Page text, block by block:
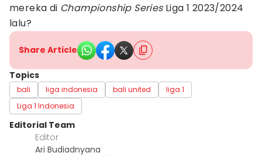
mereka di Championship SeriesLiga 1 2023/2024
lalu?
Share Article
Topics
bali liga indonesia bali united
liga 1
Liga 1 Indonesia
Editorial Team
Editor
Ari Budiadnyana